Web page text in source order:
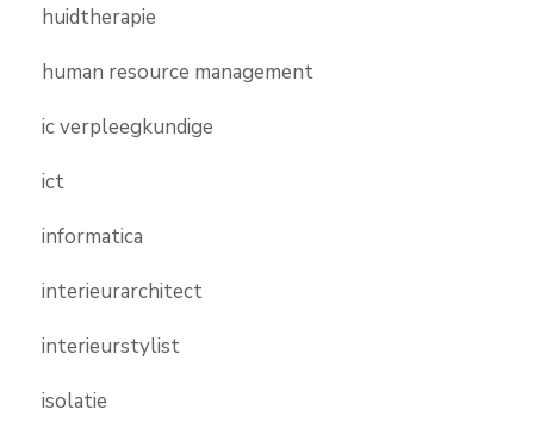
huidtherapie
human resource management
ic verpleegkundige
ict
informatica
interieurarchitect
interieurstylist
isolatie